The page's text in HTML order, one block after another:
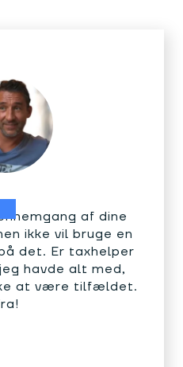
af dine
ikke vil bruge en
det. Er taxhelper
havde alt med,
at være tilfældet.